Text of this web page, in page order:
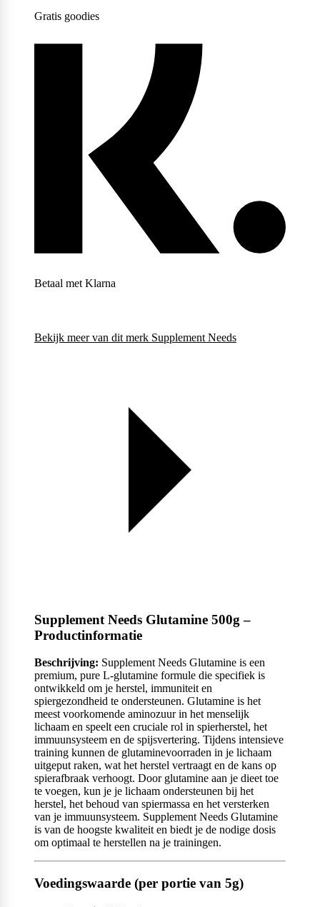
Gratis goodies
Betaal met Klarna
Bekijk meer van dit merk Supplement Needs
Supplement Needs Glutamine 500g –
Productinformatie
Beschrijving: Supplement Needs Glutamine is een
premium, pure L-glutamine formule die specifiek is
ontwikkeld om je herstel, immuniteit en
spiergezondheid te ondersteunen. Glutamine is het
meest voorkomende aminozuur in het menselijk
lichaam en speelt een cruciale rol in spierherstel, het
immuunsysteem en de spijsvertering. Tijdens intensieve
training kunnen de glutaminevoorraden in je lichaam
uitgeput raken, wat het herstel vertraagt en de kans op
spierafbraak verhoogt. Door glutamine aan je dieet toe
te voegen, kun je je lichaam ondersteunen bij het
herstel, het behoud van spiermassa en het versterken
van je immuunsysteem. Supplement Needs Glutamine
is van de hoogste kwaliteit en biedt je de nodige dosis
om optimaal te herstellen na je trainingen.
Voedingswaarde (per portie van 5g)